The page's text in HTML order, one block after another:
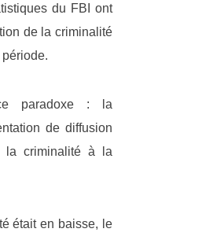
du FBI ont
de la criminalité
paradoxe : la
de diffusion
la criminalité à la
était en baisse, le